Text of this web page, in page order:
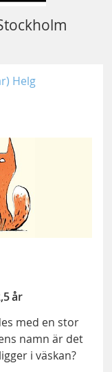
Helg
år
med en stor
namn är det
i väskan?